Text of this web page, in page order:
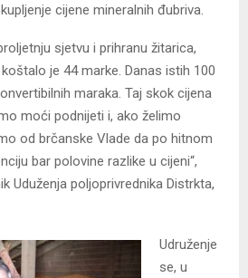
cijene mineralnih đubriva.
sjetvu i prihranu žitarica,
je 44 marke. Danas istih 100
maraka. Taj skok cijena
moći podnijeti i, ako želimo
od brčanske Vlade da po hitnom
bar polovine razlike u cijeni“,
Uduženja poljoprivrednika Distrkta,
Udruženje
se, u